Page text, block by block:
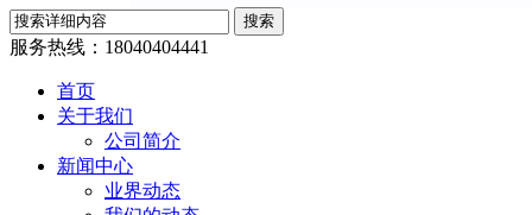
服务热线： 18040404441
首页
关于我们
公司简介
新闻中心
业界动态